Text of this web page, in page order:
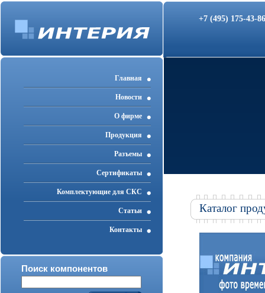
+7 (495) 175-43-
Главная
Новости
О фирме
Продукция
Разъемы
Cертификаты
Комплектующие для СКС
Статьи
Контакты
Поиск компонентов
Каталог